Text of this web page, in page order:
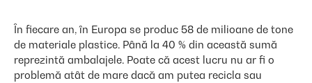
În fiecare an, în Europa se produc 58 de milioane de tone
de materiale plastice. Până la 40 % din această sumă
reprezintă ambalajele. Poate că acest lucru nu ar fi o
problemă atât de mare dacă am putea recicla sau